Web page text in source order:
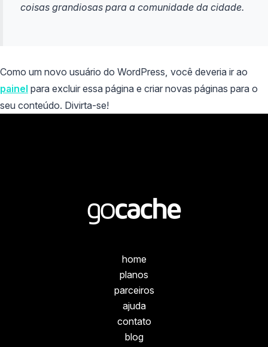
coisas grandiosas para a comunidade da cidade.
Como um novo usuário do WordPress, você deveria ir ao
painel para excluir essa página e criar novas páginas para o
seu conteúdo. Divirta-se!
home
planos
parceiros
ajuda
contato
blog